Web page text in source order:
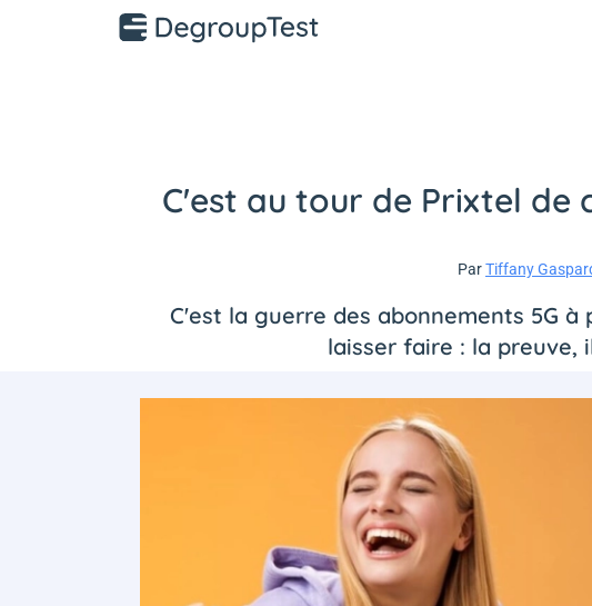
C'est au tour de Prixtel
ParTiffany
C'est la guerre des abonnements 5G
laisser faire : la preuve,